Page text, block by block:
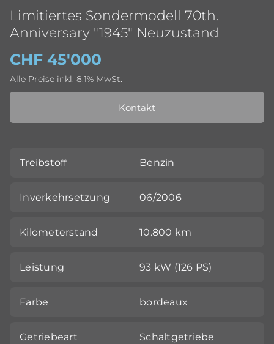
Limitiertes Sondermodell 70th.
Anniversary "1945" Neuzustand
CHF 45'000
Alle Preise inkl. 8.1% MwSt.
Kontakt
Treibstoff Benzin
Inverkehrsetzung 06/2006
Kilometerstand 10.800 km
Leistung 93 kW (126 PS)
Farbe bordeaux
Getriebeart Schaltgetriebe